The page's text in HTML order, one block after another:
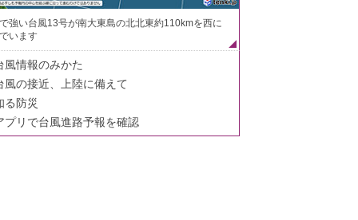
強い台風13号が南大東島の北北東約110kmを西に
います
風情報のみかた
風の接近、上陸に備えて
る防災
プリで台風進路予報を確認